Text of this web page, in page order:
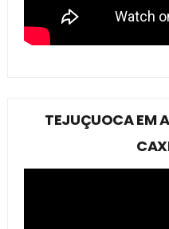
TEJUÇUOCA EM